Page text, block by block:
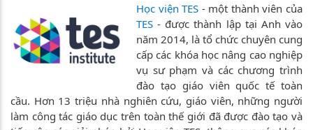
Học viện TES - một thành viên của
TES - được thành lập tại Anh vào
năm 2014, là tổ chức chuyên cung
cấp các khóa học nâng cao nghiệp
vụ sư phạm và các chương trình
đào tạo giáo viên quốc tế toàn
cầu. Hơn 13 triệu nhà nghiên cứu, giáo viên, những người
làm công tác giáo dục trên toàn thế giới đã được đào tạo và